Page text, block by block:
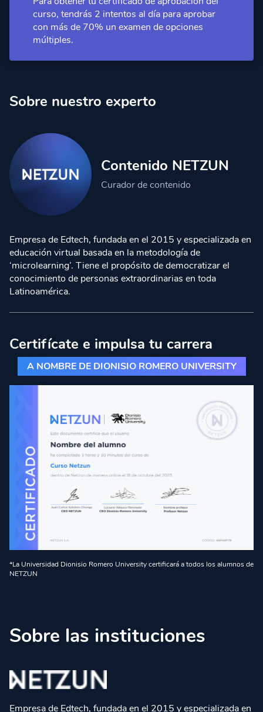
curso, tendrás 2 intentos al día para aprobar
con más de 70% un examen de opciones
múltiples.
Sobre nuestro experto
Contenido NETZUN
Curador de contenido
Empresa de Edtech, fundada en el 2015 y especializada en
educación virtual basada en la metodología de
‘microlearning’. Tiene el propósito de democratizar el
conocimiento de personas extraordinarias en toda
Latinoamérica.
Certifícate e impulsa tu carrera
A NOMBRE DE DIONISIO ROMERO UNIVERSITY
*La Universidad Dionisio Romero University certificará a todos los alumnos de
NETZUN
Sobre las instituciones
Empresa de Edtech, fundada en el 2015 y especializada en